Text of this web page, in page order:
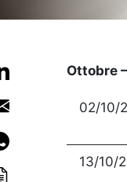
Ottobre
02/10/
13/10/